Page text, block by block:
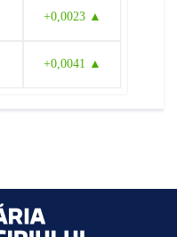
+0,0023 ▲
+0,0041 ▲